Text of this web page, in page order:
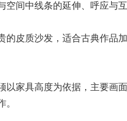
间中线条的延伸、呼应与
皮质沙发，适合古典作品
家具高度为依据，主要